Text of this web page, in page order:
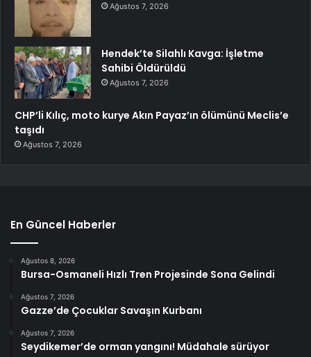
Ağustos 7, 2026
Hendek’te Silahlı Kavga: İşletme
Sahibi Öldürüldü
Ağustos 7, 2026
CHP’li Kılıç, moto kurye Akın Payaz’ın ölümünü Meclis’e
taşıdı
Ağustos 7, 2026
En Güncel Haberler
Ağustos 8, 2026
Bursa-Osmaneli Hızlı Tren Projesinde Sona Gelindi
Ağustos 7, 2026
Gazze’de Çocuklar Savaşın Kurbanı
Ağustos 7, 2026
Seydikemer’de orman yangını! Müdahale sürüyor